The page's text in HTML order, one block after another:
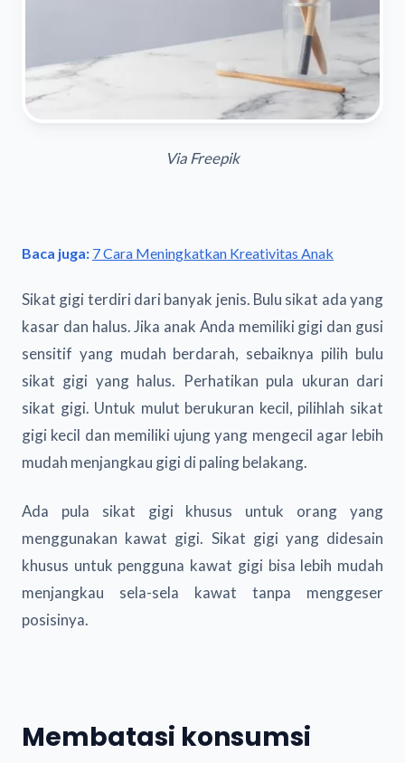
Via Freepik
Baca juga: 7 Cara Meningkatkan Kreativitas Anak
Sikat gigi terdiri dari banyak jenis. Bulu sikat ada yang
kasar dan halus. Jika anak Anda memiliki gigi dan gusi
sensitif yang mudah berdarah, sebaiknya pilih bulu
sikat gigi yang halus. Perhatikan pula ukuran dari
sikat gigi. Untuk mulut berukuran kecil, pilihlah sikat
gigi kecil dan memiliki ujung yang mengecil agar lebih
mudah menjangkau gigi di paling belakang.
Ada pula sikat gigi khusus untuk orang yang
menggunakan kawat gigi. Sikat gigi yang didesain
khusus untuk pengguna kawat gigi bisa lebih mudah
menjangkau sela-sela kawat tanpa menggeser
posisinya.
Membatasi konsumsi